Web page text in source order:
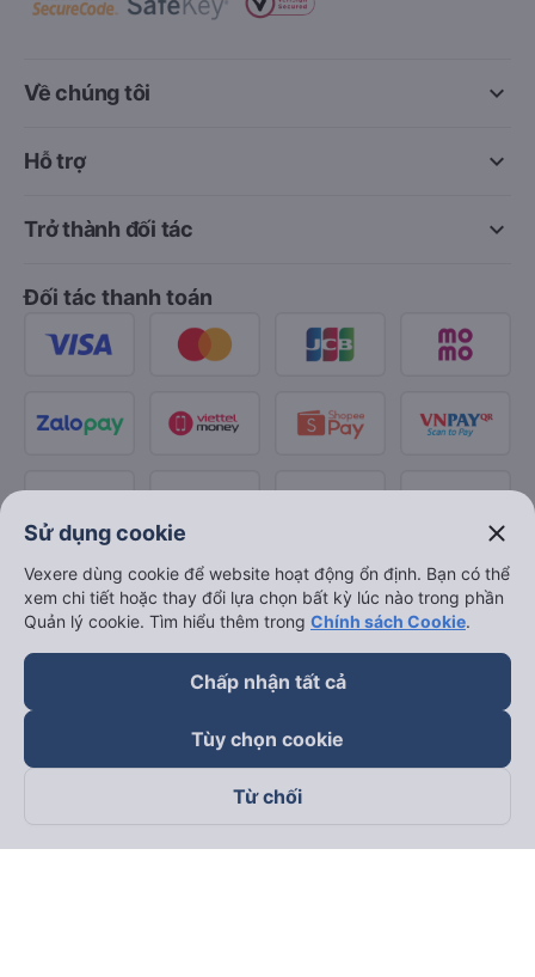
keyboard_arrow_down
Về chúng tôi
keyboard_arrow_down
Hỗ trợ
keyboard_arrow_down
Trở thành đối tác
Đối tác thanh toán
Theo dõi chúng tôi trên
Sử dụng cookie close
Vexere dùng cookie để website hoạt động ổn định. Bạn có thể
xem chi tiết hoặc thay đổi lựa chọn bất kỳ lúc nào trong phần
Quản lý cookie. Tìm hiểu thêm trong Chính sách Cookie.
Chấp nhận tất cả
Tùy chọn cookie
Từ chối